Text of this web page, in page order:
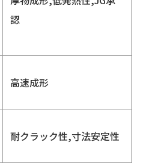
認
高速成形
耐クラック性,寸法安定性